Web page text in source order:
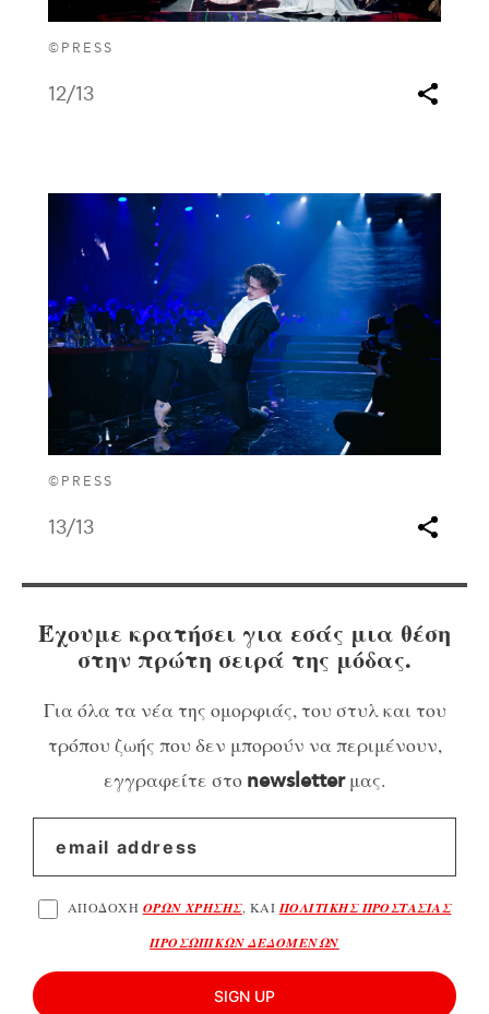
©PRESS
12/13
©PRESS
13/13
Έχουμε κρατήσει για εσάς μια θέση
στην πρώτη σειρά της μόδας.
Για όλα τα νέα της ομορφιάς, του στυλ και του
τρόπου ζωής που δεν μπορούν να περιμένουν,
εγγραφείτε στο newsletterμας.
ΑΠΟΔΟΧΗ ΟΡΩΝ ΧΡΗΣΗΣ, ΚΑΙ ΠΟΛΙΤΙΚΗΣ ΠΡΟΣΤΑΣΙΑΣ
ΠΡΟΣΩΠΙΚΩΝ ΔΕΔΟΜΕΝΩΝ
SIGN UP